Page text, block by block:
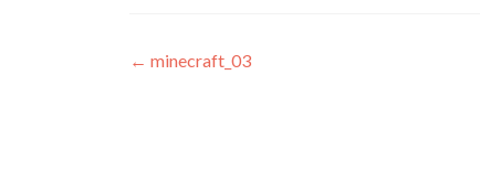
投稿ナビゲーション
← minecraft_03